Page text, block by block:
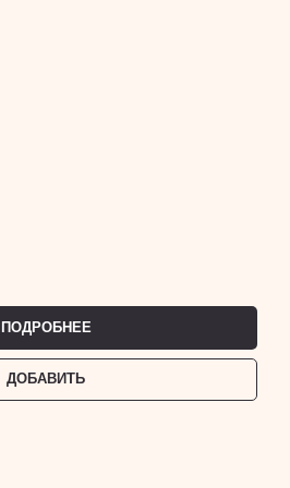
ПОДРОБНЕЕ
ДОБАВИТЬ